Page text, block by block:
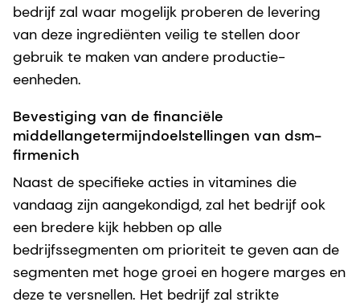
bedrijf zal waar mogelijk proberen de levering
van deze ingrediënten veilig te stellen door
gebruik te maken van andere productie-
eenheden.
Bevestiging van de financiële
middellangetermijndoelstellingen van dsm-
firmenich
Naast de specifieke acties in vitamines die
vandaag zijn aangekondigd, zal het bedrijf ook
een bredere kijk hebben op alle
bedrijfssegmenten om prioriteit te geven aan de
segmenten met hoge groei en hogere marges en
deze te versnellen. Het bedrijf zal strikte